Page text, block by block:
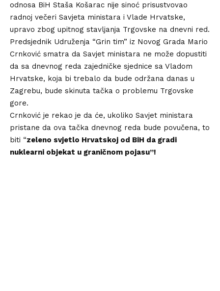
odnosa BiH Staša Košarac nije sinoć prisustvovao
radnoj večeri Savjeta ministara i Vlade Hrvatske,
upravo zbog upitnog stavljanja Trgovske na dnevni red.
Predsjednik Udruženja “Grin tim” iz Novog Grada Mario
Crnković smatra da Savjet ministara ne može dopustiti
da sa dnevnog reda zajedničke sjednice sa Vladom
Hrvatske, koja bi trebalo da bude održana danas u
Zagrebu, bude skinuta tačka o problemu Trgovske
gore.
Crnković je rekao je da će, ukoliko Savjet ministara
pristane da ova tačka dnevnog reda bude povučena, to
biti “zeleno svjetlo Hrvatskoj od BiH da gradi
nuklearni objekat u graničnom pojasu”!